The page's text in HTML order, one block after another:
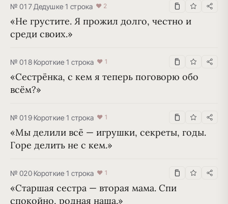
№ 017·Дедушке·1 строка ♥ 2
«Не грустите. Я прожил долго, честно и
среди своих.»
№ 018·Короткие·1 строка ♥ 1
«Сестрёнка, с кем я теперь поговорю обо
всём?»
№ 019·Короткие·1 строка ♥ 1
«Мы делили всё — игрушки, секреты, годы.
Горе делить не с кем.»
№ 020·Короткие·1 строка ♥ 1
«Старшая сестра — вторая мама. Спи
спокойно, родная наша.»